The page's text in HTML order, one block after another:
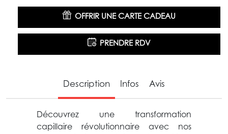
OFFRIR UNE CARTE CADEAU
PRENDRE RDV
Description Infos Avis
Découvrez une transformation
capillaire révolutionnaire avec nos